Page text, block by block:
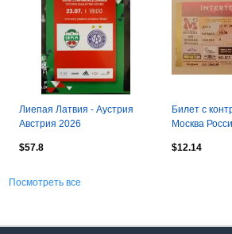
Лиепая Латвия - Аустрия
Австрия 2026
$57.8
Билет с
Москва
INTERTOTO
$12.14
Посмотреть все